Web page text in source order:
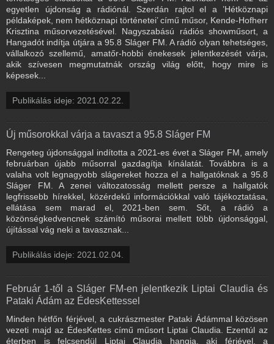
egyetlen újdonság a rádiónál. Szerdán rajtol el a ’Hétköznapi
példaképek, nem hétköznapi történetei’ című műsor, Kende-Hofherr
Krisztina műsorvezetésével. Nagyszabású rádiós showműsort, a
Hangadót indítja útjára a 95.8 Sláger FM. A rádió olyan tehetséges,
vállalkozó szellemű, amatőr-hobbi énekesek jelentkezését várja,
akik szívesen megmutatnák ország világ előtt, hogy mire is
képesek...
Publikálás ideje: 2021.02.22.
Új műsorokkal várja a tavaszt a 95.8 Sláger FM
Rengeteg újdonsággal indította a 2021-es évet a Sláger FM, amely
februárban újabb műsorral gazdagítja kínálatát. Továbbra is a
valaha volt legnagyobb slágereket hozza el a hallgatóknak a 95.8
Sláger FM. A zenei változatosság mellett persze a hallgatók
legfrissebb hírekkel, közérdekű információkkal való tájékoztatása,
ellátása sem marad el, 2021-ben sem. Sőt, a rádió a
közönségkedvencnek számító műsorai mellett több újdonsággal,
újítással vág neki a tavasznak...
Publikálás ideje: 2021.02.04.
Február 1-től a Sláger FM-en jelentkezik Liptai Claudia és
Pataki Ádám az ÉdesKettessel
Minden hétfőn férjével, a cukrászmester Pataki Ádámmal közösen
vezeti majd az ÉdesKettes című műsort Liptai Claudia. Ezentúl az
éterben is felcsendül Liptai Claudia hangja, aki férjével, a